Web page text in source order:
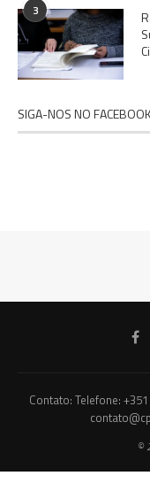
3
SIGA-NOS NO
Contato: Telefone:
©